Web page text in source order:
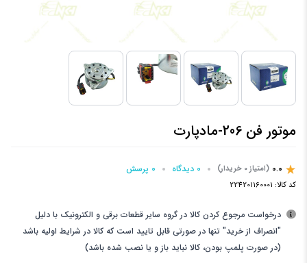
موتور فن 206-مادپارت
0.0 (امتیاز 0 خریدار) 0 دیدگاه 0 پرسش‌
کد کالا: 224201160001
درخواست مرجوع کردن کالا در گروه سایر قطعات برقی و الکترونیک با دلیل
"انصراف از خرید" تنها در صورتی قابل تایید است که کالا در شرایط اولیه باشد
(در صورت پلمپ بودن، کالا نباید باز و یا نصب شده باشد)